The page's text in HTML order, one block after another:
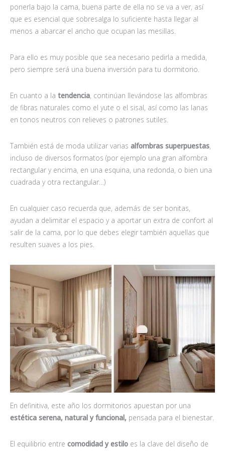
ponerla bajo la cama, buena parte de ella no se va a ver, así
que es esencial que sobresalga lo suficiente hasta llegar al
menos a abarcar el ancho que ocupan las mesillas.
Para ello es muy posible que sea necesario pedirla a medida,
pero siempre será una buena inversión para tu dormitorio.
En cuanto a la tendencia, continúan llevándose las alfombras
de fibras naturales como el yute o el sisal, así como las lanas
en tonos neutros con relieves o patrones sutiles.
También está de moda utilizar varias alfombras superpuestas,
incluso de diversos formatos (por ejemplo una gran alfombra
rectangular y encima, en una esquina, una redonda, o bien una
cuadrada y otra rectangular…)
En cualquier caso recuerda que, además de ser bonitas,
ayudan a delimitar el espacio y a aportar un extra de confort al
salir de la cama, por lo que debes elegir también aquellas que
resulten suaves a los pies.
En definitiva, este año los dormitorios apuestan por una
estética serena, natural y funcional, pensada para el bienestar.
El equilibrio entre comodidad y estilo es la clave del diseño de